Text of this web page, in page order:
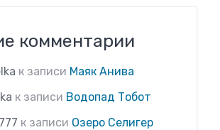
комментарии
к записи Маяк Анива
к записи Водопад Тобот
к записи Озеро Селигер